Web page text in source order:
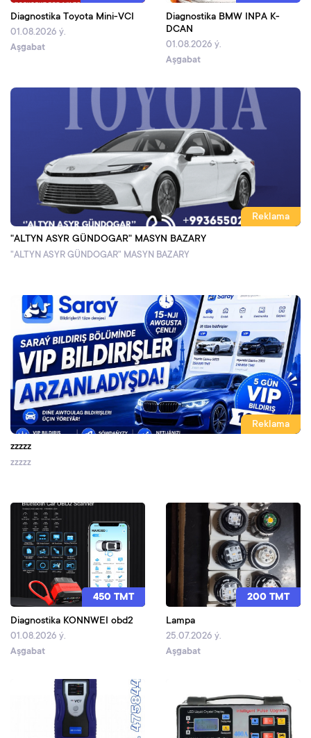
Diagnostika Toyota Mini-VCI
01.08.2026 ý.
Aşgabat
Diagnostika BMW INPA K-
DCAN
01.08.2026 ý.
Aşgabat
Reklama
"ALTYN ASYR GÜNDOGAR" MASYN BAZARY
"ALTYN ASYR GÜNDOGAR" MASYN BAZARY
Reklama
zzzzz
zzzzz
450 TMT
Diagnostika KONNWEI obd2
01.08.2026 ý.
Aşgabat
200 TMT
Lampa
25.07.2026 ý.
Aşgabat